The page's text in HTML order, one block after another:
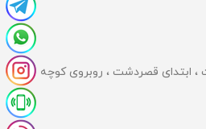
، ابتدای قصردشت ، روبروی کوچه